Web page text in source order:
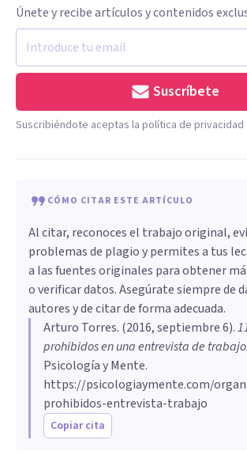
Únete y recibe artículos y contenidos
Suscríbete
Suscribiéndote aceptas la política de privacidad
CÓMO CITAR ESTE ARTÍCULO
Al citar, reconoces el trabajo original,
problemas de plagio y permites a tus
a las fuentes originales para obtener
o verificar datos. Asegúrate siempre de
autores y de citar de forma adecuada.
Arturo Torres. (2016, septiembre 6).
prohibidos en una entrevista de trabajo.
Psicología y Mente.
https://psicologiaymente.com/
prohibidos-entrevista-trabajo
Copiar cita